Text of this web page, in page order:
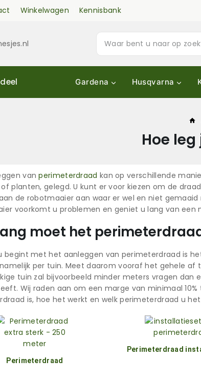
Winkelwagen Kennisbank
Gardena Husqvarna
Hoe
vanperimeterdraad kan op verschillende
planten, gelegd. U kunt er voor kiezen om de
de robotmaaier aan waar er wel en niet
voorkomt u problemen en geniet u lang van een
moet het
begint met het aanleggen van perimeterdraad is
per tuin. Meet daarom vooraf het gehele af
tuin zal bijvoorbeeld minder meters vragen
Wij raden aan om een marge van minimaal
is, hoe het werkt en welk perimeterdraad u
Perimeterdraad
Perimeterdraad